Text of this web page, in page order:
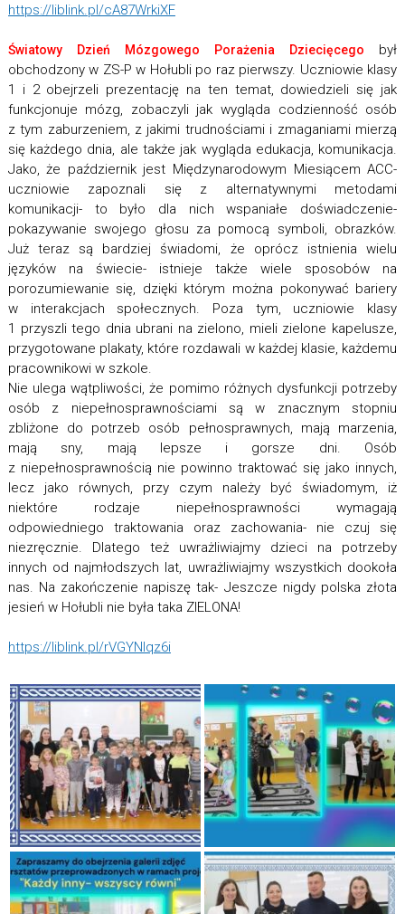
https://liblink.pl/cA87WrkiXF
Światowy Dzień Mózgowego Porażenia Dziecięcego
był
obchodzony w ZS-P w Hołubli po raz pierwszy. Uczniowie klasy
1 i 2 obejrzeli prezentację na ten temat, dowiedzieli się jak
funkcjonuje mózg, zobaczyli jak wygląda codzienność osób
z tym zaburzeniem, z jakimi trudnościami i zmaganiami mierzą
się każdego dnia, ale także jak wygląda edukacja, komunikacja.
Jako, że październik jest Międzynarodowym Miesiącem ACC-
uczniowie zapoznali się z alternatywnymi metodami
komunikacji- to było dla nich wspaniałe doświadczenie-
pokazywanie swojego głosu za pomocą symboli, obrazków.
Już teraz są bardziej świadomi, że oprócz istnienia wielu
języków na świecie- istnieje także wiele sposobów na
porozumiewanie się, dzięki którym można pokonywać bariery
w interakcjach społecznych. Poza tym, uczniowie klasy
1 przyszli tego dnia ubrani na zielono, mieli zielone kapelusze,
przygotowane plakaty, które rozdawali w każdej klasie, każdemu
pracownikowi w szkole.
Nie ulega wątpliwości, że pomimo różnych dysfunkcji potrzeby
osób z niepełnosprawnościami są w znacznym stopniu
zbliżone do potrzeb osób pełnosprawnych, mają marzenia,
mają sny, mają lepsze i gorsze dni. Osób
z niepełnosprawnością nie powinno traktować się jako innych,
lecz jako równych, przy czym należy być świadomym, iż
niektóre rodzaje niepełnosprawności wymagają
odpowiedniego traktowania oraz zachowania- nie czuj się
niezręcznie. Dlatego też uwrażliwiajmy dzieci na potrzeby
innych od najmłodszych lat, uwrażliwiajmy wszystkich dookoła
nas. Na zakończenie napiszę tak- Jeszcze nigdy polska złota
jesień w Hołubli nie była taka ZIELONA!
https://liblink.pl/rVGYNlqz6i